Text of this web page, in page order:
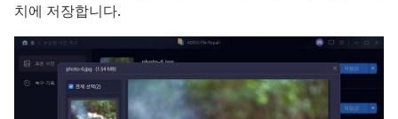
치에 저장합니다.